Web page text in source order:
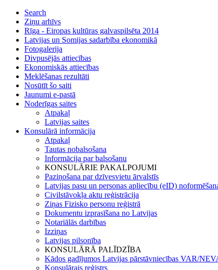
Search
Ziņu arhīvs
Rīga - Eiropas kultūras galvaspilsēta 2014
Latvijas un Somijas sadarbība ekonomikā
Fotogalerija
Divpusējās attiecības
Ekonomiskās attiecības
Meklēšanas rezultāti
Nosūtīt šo saiti
Jaunumi e-pastā
Noderīgas saites
Atpakaļ
Latvijas saites
Konsulārā informācija
Atpakaļ
Tautas nobalsošana
Informācija par balsošanu
KONSULĀRIE PAKALPOJUMI
Paziņošana par dzīvesvietu ārvalstīs
Latvijas pasu un personas apliecību (eID)
Civilstāvokļa aktu reģistrācija
Ziņas Fizisko personu reģistrā
Dokumentu izprasīšana no Latvijas
Notariālās darbības
Izziņas
Latvijas pilsonība
KONSULĀRĀ PALĪDZĪBA
Kādos gadījumos Latvijas pārstāvniecības VAR/
Konsulārais reģistrs